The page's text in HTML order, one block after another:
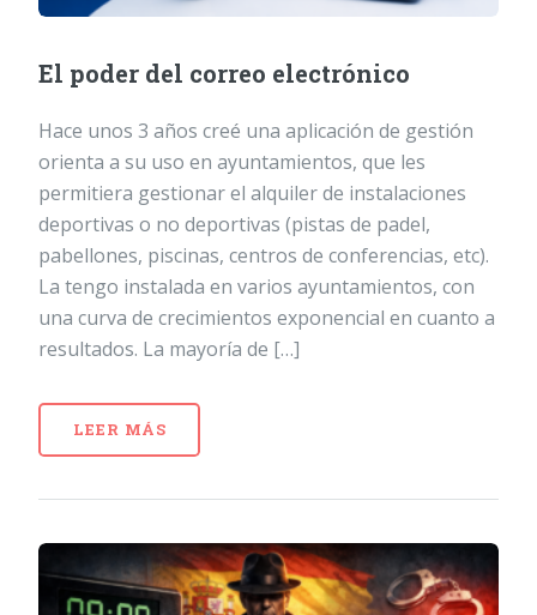
El poder del correo electrónico
Hace unos 3 años creé una aplicación de gestión
orienta a su uso en ayuntamientos, que les
permitiera gestionar el alquiler de instalaciones
deportivas o no deportivas (pistas de padel,
pabellones, piscinas, centros de conferencias, etc).
La tengo instalada en varios ayuntamientos, con
una curva de crecimientos exponencial en cuanto a
resultados. La mayoría de […]
LEER MÁS